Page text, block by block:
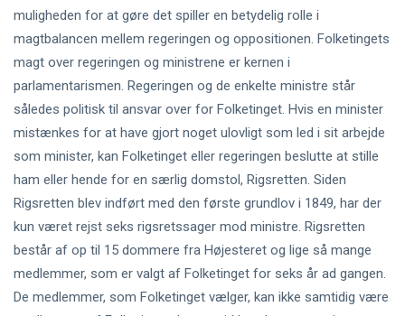
muligheden for at gøre det spiller en betydelig rolle i
magtbalancen mellem regeringen og oppositionen. Folketingets
magt over regeringen og ministrene er kernen i
parlamentarismen. Regeringen og de enkelte ministre står
således politisk til ansvar over for Folketinget. Hvis en minister
mistænkes for at have gjort noget ulovligt som led i sit arbejde
som minister, kan Folketinget eller regeringen beslutte at stille
ham eller hende for en særlig domstol, Rigsretten. Siden
Rigsretten blev indført med den første grundlov i 1849, har der
kun været rejst seks rigsretssager mod ministre. Rigsretten
består af op til 15 dommere fra Højesteret og lige så mange
medlemmer, som er valgt af Folketinget for seks år ad gangen.
De medlemmer, som Folketinget vælger, kan ikke samtidig være